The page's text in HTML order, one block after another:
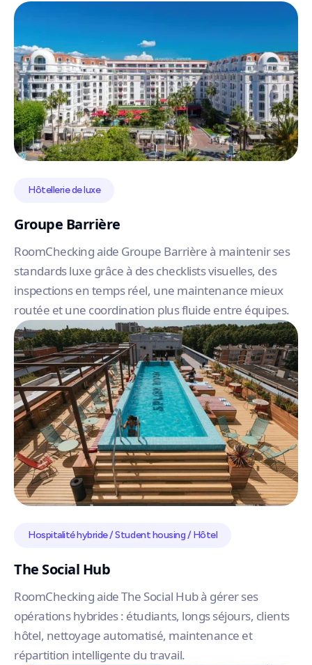
Hôtellerie de luxe
Groupe Barrière
RoomChecking aide Groupe Barrière à maintenir ses
standards luxe grâce à des checklists visuelles, des
inspections en temps réel, une maintenance mieux
routée et une coordination plus fluide entre équipes.
Hospitalité hybride / Student housing / Hôtel
The Social Hub
RoomChecking aide The Social Hub à gérer ses
opérations hybrides : étudiants, longs séjours, clients
hôtel, nettoyage automatisé, maintenance et
répartition intelligente du travail.